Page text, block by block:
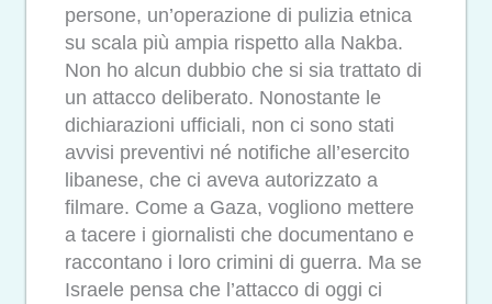
persone, un’operazione di pulizia etnica
su scala più ampia rispetto alla Nakba.
Non ho alcun dubbio che si sia trattato di
un attacco deliberato. Nonostante le
dichiarazioni ufficiali, non ci sono stati
avvisi preventivi né notifiche all’esercito
libanese, che ci aveva autorizzato a
filmare. Come a Gaza, vogliono mettere
a tacere i giornalisti che documentano e
raccontano i loro crimini di guerra. Ma se
Israele pensa che l’attacco di oggi ci